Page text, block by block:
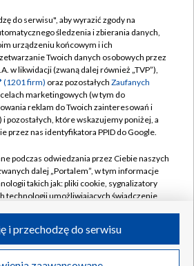
TVP
Cyfrowa
Regulamin TVP
prywatności
Moje zgody
Pomoc
Kontakt
Kanały
Polska S.A. w likwidacji
do serwisu", aby wyrazić zgody na
śledzenia i zbierania danych,
urządzeniu końcowym i ich
Twoich danych osobowych przez
w likwidacji (zwaną dalej również „TVP”),
(1201 firm) oraz pozostałych Zaufanych
celach marketingowych (w tym do
reklam do Twoich zainteresowań i
pozostałych, które wskazujemy poniżej, a
przez nas identyfikatora PPID do Google.
podczas odwiedzania przez Ciebie naszych
dalej „Portalem”, w tym informacje
takich jak: pliki cookie, sygnalizatory
technologii umożliwiających świadczenie
podczas odwiedzania przez Ciebie
i przechodzę do serwisu